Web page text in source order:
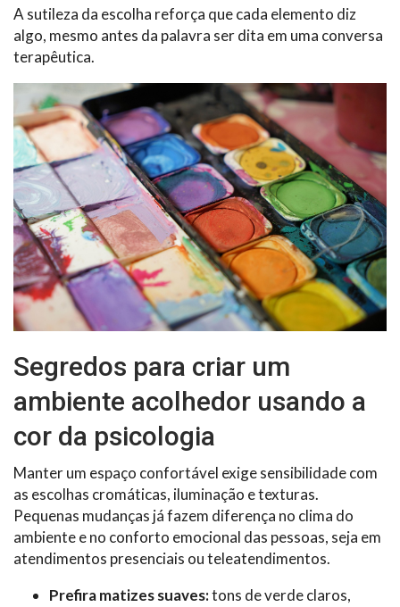
A sutileza da escolha reforça que cada elemento diz
algo, mesmo antes da palavra ser dita em uma conversa
terapêutica.
Segredos para criar um
ambiente acolhedor usando a
cor da psicologia
Manter um espaço confortável exige sensibilidade com
as escolhas cromáticas, iluminação e texturas.
Pequenas mudanças já fazem diferença no clima do
ambiente e no conforto emocional das pessoas, seja em
atendimentos presenciais ou teleatendimentos.
Prefira matizes suaves:tons de verde claros,